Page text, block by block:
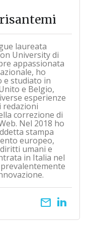
laureata
University di
appassionata
ho
e studiato in
e Belgio,
esperienze
redazioni
correzione di
Nel 2018 ho
stampa
europeo,
umani e
in Italia nel
email